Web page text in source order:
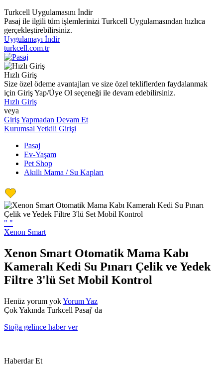
Turkcell Uygulamasını İndir
Pasaj ile ilgili tüm işlemlerinizi Turkcell Uygulamasından hızlıca
gerçekleştirebilirsiniz.
Uygulamayı İndir
turkcell.com.tr
Hızlı Giriş
Size özel ödeme avantajları ve size özel tekliflerden faydalanmak
için Giriş Yap/Üye Ol seçeneği ile devam edebilirsiniz.
Hızlı Giriş
veya
Giriş Yapmadan Devam Et
Kurumsal Yetkili Girişi
Pasaj
Ev-Yaşam
Pet Shop
Akıllı Mama / Su Kapları
" "
Xenon Smart
Xenon Smart Otomatik Mama Kabı
Kameralı Kedi Su Pınarı Çelik ve Yedek
Filtre 3'lü Set Mobil Kontrol
Henüz yorum yokYorum Yaz
Çok Yakında Turkcell Pasaj' da
Stoğa gelince haber ver
Haberdar Et